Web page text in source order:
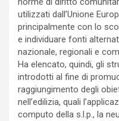
utilizzati dall’Unione
principalmente con lo
e individuare fonti
nazionale, regionali e
Ha elencato, quindi, gli
introdotti al fine di
raggiungimento degli
nell’edilizia, quali
computo della s.l.p., la